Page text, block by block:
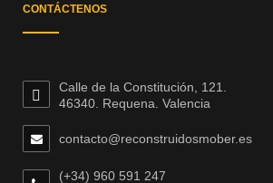
CONTÁCTENOS
Calle de la Constitución, 121.
46340. Requena. Valencia
contacto@reconstruidosmober.es
(+34) 960 591 247